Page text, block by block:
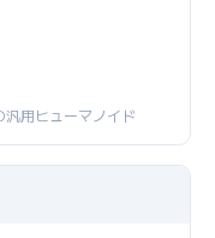
用ヒューマノイド